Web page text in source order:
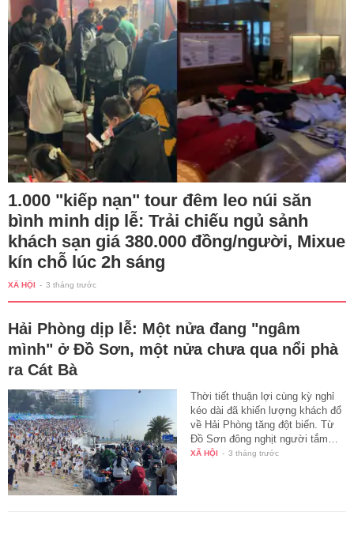
1.000 "kiếp nạn" tour đêm leo núi săn
bình minh dịp lễ: Trải chiếu ngủ sảnh
khách sạn giá 380.000 đồng/người, Mixue
kín chỗ lúc 2h sáng
XÃ HỘI - 3 tháng trước
Hải Phòng dịp lễ: Một nửa đang "ngâm
mình" ở Đồ Sơn, một nửa chưa qua nổi phà
ra Cát Bà
Thời tiết thuận lợi cùng kỳ nghỉ
kéo dài đã khiến lượng khách đổ
về Hải Phòng tăng đột biến. Từ
Đồ Sơn đông nghịt người tắm…
XÃ HỘI - 3 tháng trước